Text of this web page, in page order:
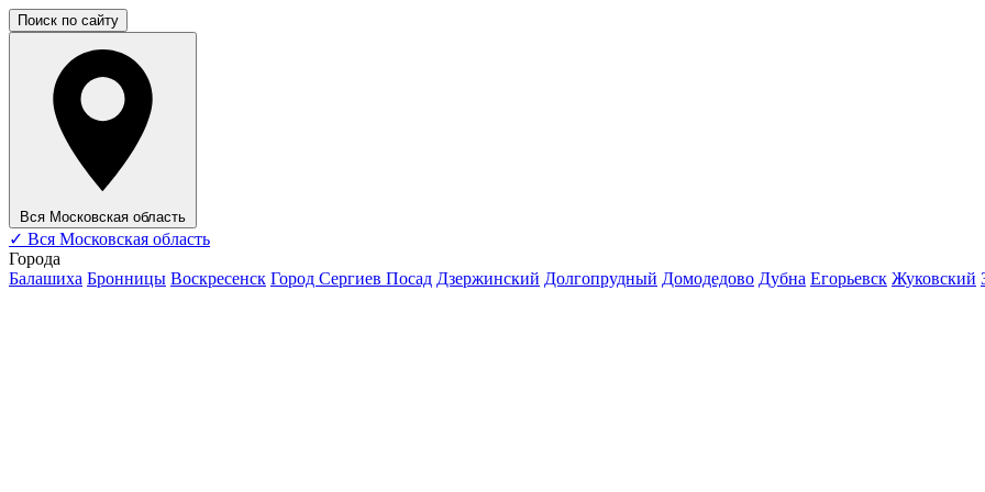
Поиск по сайту
Вся Московская область
✓ Вся Московская область
Города
Балашиха Бронницы Воскресенск Город Сергиев Посад Дзержинский Долгопрудный Домодедово Дубна Егорьевск Жуковский